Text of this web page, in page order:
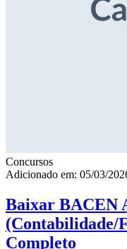
Concursos
Adicionado em: 05/03/
Baixar BACEN
(Contabilidade/
Completo